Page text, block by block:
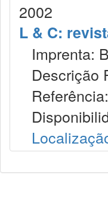
2002
L & C:
Imprenta:
Descrição